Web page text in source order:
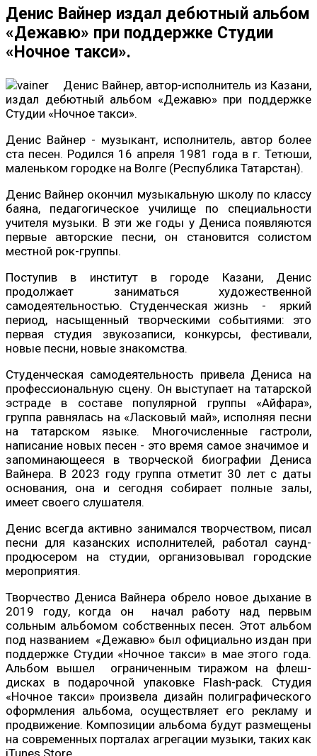
Денис Вайнер издал дебютный альбом
«Дежавю» при поддержке Студии
«Ночное такси».
Денис Вайнер, автор-исполнитель из Казани,
издал дебютный альбом «Дежавю» при поддержке
Студии «Ночное такси».
Денис Вайнер - музыкант, исполнитель, автор более
ста песен. Родился 16 апреля 1981 года в г. Тетюши,
маленьком городке на Волге (Республика Татарстан).
Денис Вайнер окончил музыкальную школу по классу
баяна, педагогическое училище по специальности
учителя музыки. В эти же годы у Дениса появляются
первые авторские песни, он становится солистом
местной рок-группы.
Поступив в институт в городе Казани, Денис
продолжает заниматься художественной
самодеятельностью. Студенческая жизнь - яркий
период, насыщенный творческими событиями: это
первая студия звукозаписи, конкурсы, фестивали,
новые песни, новые знакомства.
Студенческая самодеятельность привела Дениса на
профессиональную сцену. Он выступает на татарской
эстраде в составе популярной группы «Айфара»,
группа равнялась на «Ласковый май», исполняя песни
на татарском языке. Многочисленные гастроли,
написание новых песен - это время самое значимое и
запоминающееся в творческой биографии Дениса
Вайнера. В 2023 году группа отметит 30 лет с даты
основания, она и сегодня собирает полные залы,
имеет своего слушателя.
Денис всегда активно занимался творчеством, писал
песни для казанских исполнителей, работал саунд-
продюсером на студии, организовывал городские
мероприятия.
Творчество Дениса Вайнера обрело новое дыхание в
2019 году, когда он начал работу над первым
сольным альбомом собственных песен. Этот альбом
под названием «Дежавю» был официально издан при
поддержке Студии «Ночное такси» в мае этого года.
Альбом вышел ограниченным тиражом на флеш-
дисках в подарочной упаковке Flash-pack. Студия
«Ночное такси» произвела дизайн полиграфического
оформления альбома, осуществляет его рекламу и
продвижение. Композиции альбома будут размещены
на современных порталах агрегации музыки, таких как
iTunes Store.